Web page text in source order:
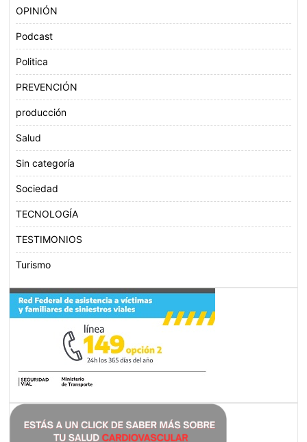
OPINIÓN
Podcast
Politica
PREVENCIÓN
producción
Salud
Sin categoría
Sociedad
TECNOLOGÍA
TESTIMONIOS
Turismo